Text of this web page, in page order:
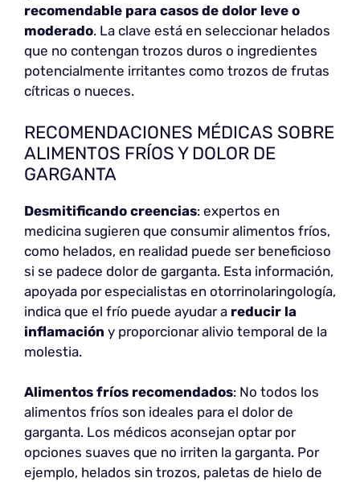
recomendable para casos de dolor leve o
moderado. La clave está en seleccionar helados
que no contengan trozos duros o ingredientes
potencialmente irritantes como trozos de frutas
cítricas o nueces.
RECOMENDACIONES MÉDICAS SOBRE
ALIMENTOS FRÍOS Y DOLOR DE
GARGANTA
Desmitificando creencias: expertos en
medicina sugieren que consumir alimentos fríos,
como helados, en realidad puede ser beneficioso
si se padece dolor de garganta. Esta información,
apoyada por especialistas en otorrinolaringología,
indica que el frío puede ayudar a reducir la
inflamación y proporcionar alivio temporal de la
molestia.
Alimentos fríos recomendados: No todos los
alimentos fríos son ideales para el dolor de
garganta. Los médicos aconsejan optar por
opciones suaves que no irriten la garganta. Por
ejemplo, helados sin trozos, paletas de hielo de